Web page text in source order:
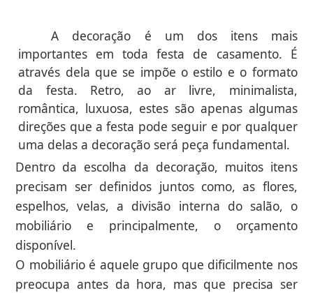
A decoração é um dos itens mais
importantes em toda festa de casamento. É
através dela que se impõe o estilo e o formato
da festa. Retro, ao ar livre, minimalista,
romântica, luxuosa, estes são apenas algumas
direções que a festa pode seguir e por qualquer
uma delas a decoração será peça fundamental.
Dentro da escolha da decoração, muitos itens
precisam ser definidos juntos como, as flores,
espelhos, velas, a divisão interna do salão, o
mobiliário e principalmente, o orçamento
disponível.
O mobiliário é aquele grupo que dificilmente nos
preocupa antes da hora, mas que precisa ser